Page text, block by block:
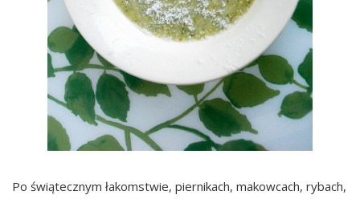
Po świątecznym łakomstwie, piernikach, makowcach, rybach,